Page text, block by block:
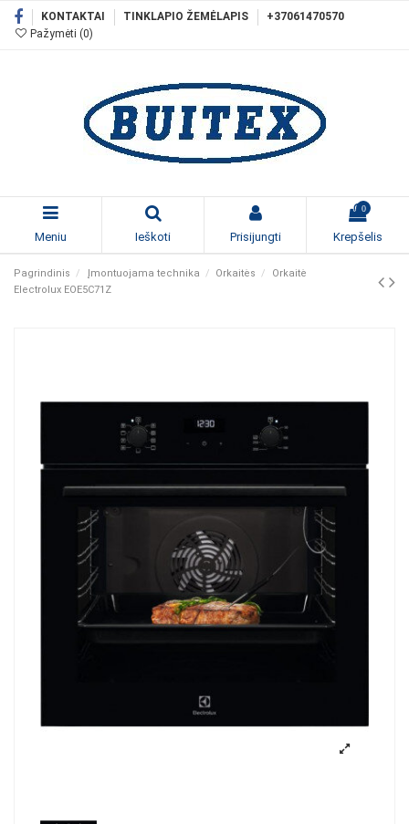
KONTAKTAI TINKLAPIO ŽEMĖLAPIS
+37061470570
Pažymėti (0)
Meniu Ieškoti Prisijungti
0
Krepšelis
Pagrindinis Įmontuojama technika Orkaitės
Orkaitė
Electrolux EOE5C71Z